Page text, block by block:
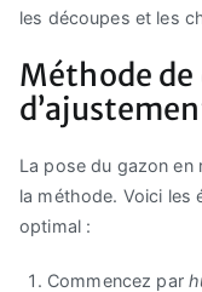
les découpes et les
Méthode
La pose du gazon en
la méthode. Voici les
optimal :
Commencez par